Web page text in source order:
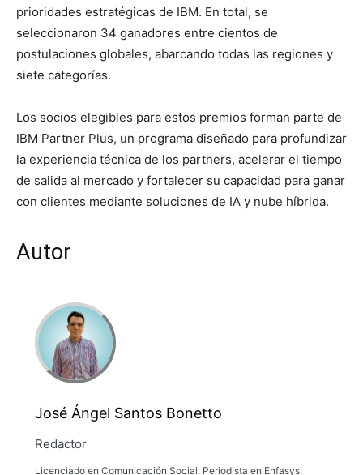
prioridades estratégicas de IBM. En total, se
seleccionaron 34 ganadores entre cientos de
postulaciones globales, abarcando todas las regiones y
siete categorías.
Los socios elegibles para estos premios forman parte de
IBM Partner Plus, un programa diseñado para profundizar
la experiencia técnica de los partners, acelerar el tiempo
de salida al mercado y fortalecer su capacidad para ganar
con clientes mediante soluciones de IA y nube híbrida.
Autor
José Ángel Santos Bonetto
Redactor
Licenciado en Comunicación Social. Periodista en Enfasys,